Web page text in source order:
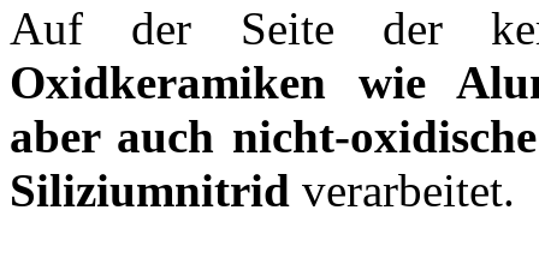
Auf der Seite der
Oxidkeramiken wie
aber auch nicht-
Siliziumnitrid verarbeitet.